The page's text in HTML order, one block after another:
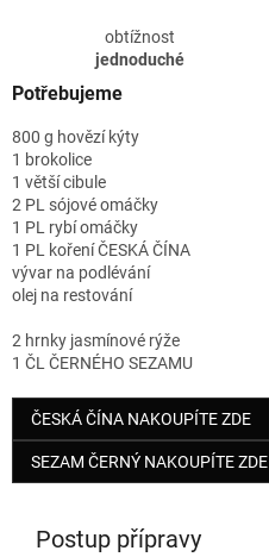
obtížnost
jednoduché
Potřebujeme
800 g hovězí kýty
1 brokolice
1 větší cibule
2 PL sójové omáčky
1 PL rybí omáčky
1 PL koření ČESKÁ ČÍNA
vývar na podlévání
olej na restování
2 hrnky jasmínové rýže
1 ČL ČERNÉHO SEZAMU
ČESKÁ ČÍNA NAKOUPÍTE ZDE
SEZAM ČERNÝ NAKOUPÍTE ZDE
Postup přípravy